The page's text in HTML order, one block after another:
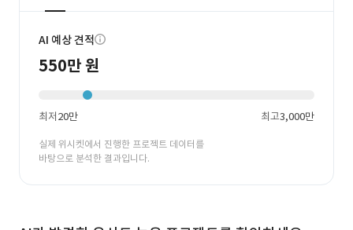
AI 예상 견적
550만 원
최저20만 최고3,000만
실제 위시켓에서 진행한 프로젝트 데이터를
바탕으로 분석한 결과입니다.